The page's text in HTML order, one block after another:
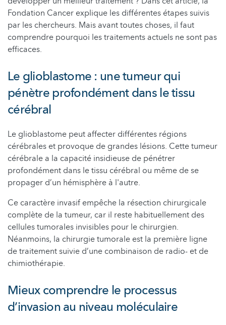
Fondation Cancer explique les différentes étapes suivis
par les chercheurs. Mais avant toutes choses, il faut
comprendre pourquoi les traitements actuels ne sont pas
efficaces.
Le glioblastome : une tumeur qui
pénètre profondément dans le tissu
cérébral
Le glioblastome peut affecter différentes régions
cérébrales et provoque de grandes lésions. Cette tumeur
cérébrale a la capacité insidieuse de pénétrer
profondément dans le tissu cérébral ou même de se
propager d’un hémisphère à l'autre.
Ce caractère invasif empêche la résection chirurgicale
complète de la tumeur, car il reste habituellement des
cellules tumorales invisibles pour le chirurgien.
Néanmoins, la chirurgie tumorale est la première ligne
de traitement suivie d’une combinaison de radio- et de
chimiothérapie.
Mieux comprendre le processus
d’invasion au niveau moléculaire